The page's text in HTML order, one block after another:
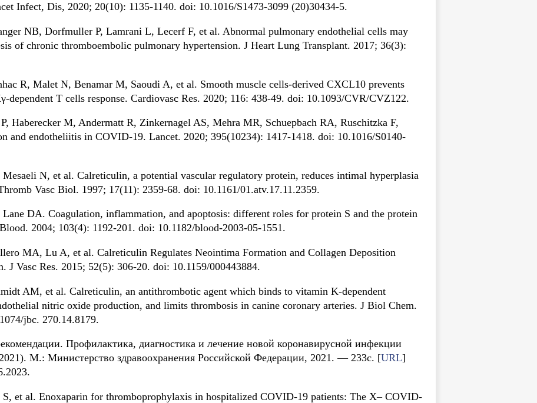
Infect, Dis, 2020; 20(10): 1135-1140. doi: 10.1016/S1473-3099 (20)30434-5.
NB, Dorfmuller P, Lamrani L, Lecerf F, et al. Abnormal pulmonary endothelial cells may
of chronic thromboembolic pulmonary hypertension. J Heart Lung Transplant. 2017; 36(3):
R, Malet N, Benamar M, Saoudi A, et al. Smooth muscle cells-derived CXCL10 prevents
dependent T cells response. Cardiovasc Res. 2020; 116: 438-49. doi: 10.1093/CVR/CVZ122.
Haberecker M, Andermatt R, Zinkernagel AS, Mehra MR, Schuepbach RA, Ruschitzka F,
and endotheliitis in COVID-19. Lancet. 2020; 395(10234): 1417-1418. doi: 10.1016/S0140-
N, et al. Calreticulin, a potential vascular regulatory protein, reduces intimal hyperplasia
Vasc Biol. 1997; 17(11): 2359-68. doi: 10.1161/01.atv.17.11.2359.
Lane DA. Coagulation, inflammation, and apoptosis: different roles for protein S and the protein
2004; 103(4): 1192-201. doi: 10.1182/blood-2003-05-1551.
MA, Lu A, et al. Calreticulin Regulates Neointima Formation and Collagen Deposition
Vasc Res. 2015; 52(5): 306-20. doi: 10.1159/000443884.
AM, et al. Calreticulin, an antithrombotic agent which binds to vitamin K-dependent
nitric oxide production, and limits thrombosis in canine coronary arteries. J Biol Chem.
jbc. 270.14.8179.
Профилактика, диагностика и лечение новой коронавирусной инфекции
М.: Министерство здравоохранения Российской Федерации, 2021. — 233с. [URL]
et al. Enoxaparin for thromboprophylaxis in hospitalized COVID-19 patients: The X– COVID-